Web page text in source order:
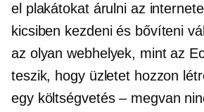
el plakátokat árulni az
kicsiben kezdeni és bővíteni
az olyan webhelyek, mint az
teszik, hogy üzletet hozzon
egy költségvetés – megvan